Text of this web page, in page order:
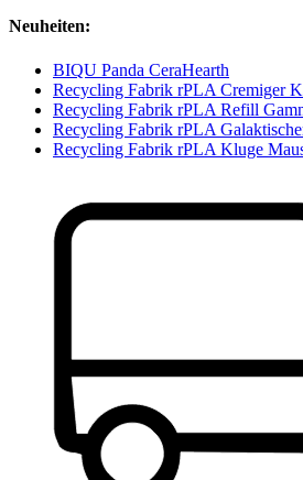
Neuheiten:
BIQU Panda CeraHearth
Recycling Fabrik rPLA Cremiger
Recycling Fabrik rPLA Refill
Recycling Fabrik rPLA
Recycling Fabrik rPLA Kluge